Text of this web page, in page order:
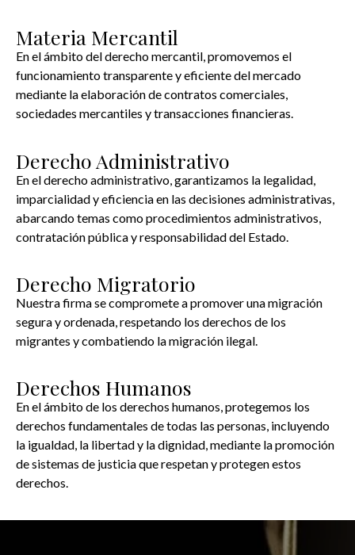
Materia Mercantil
En el ámbito del derecho mercantil, promovemos el
funcionamiento transparente y eficiente del mercado
mediante la elaboración de contratos comerciales,
sociedades mercantiles y transacciones financieras.
Derecho Administrativo
En el derecho administrativo, garantizamos la legalidad,
imparcialidad y eficiencia en las decisiones administrativas,
abarcando temas como procedimientos administrativos,
contratación pública y responsabilidad del Estado.
Derecho Migratorio
Nuestra firma se compromete a promover una migración
segura y ordenada, respetando los derechos de los
migrantes y combatiendo la migración ilegal.
Derechos Humanos
En el ámbito de los derechos humanos, protegemos los
derechos fundamentales de todas las personas, incluyendo
la igualdad, la libertad y la dignidad, mediante la promoción
de sistemas de justicia que respetan y protegen estos
derechos.